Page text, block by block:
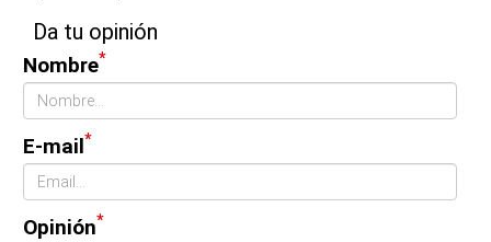
Da tu opinión
Nombre*
E-mail*
Opinión*